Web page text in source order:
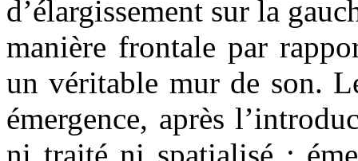
d’élargissement sur la
manière frontale par
un véritable mur de son.
émergence, après
ni traité ni spatialisé :